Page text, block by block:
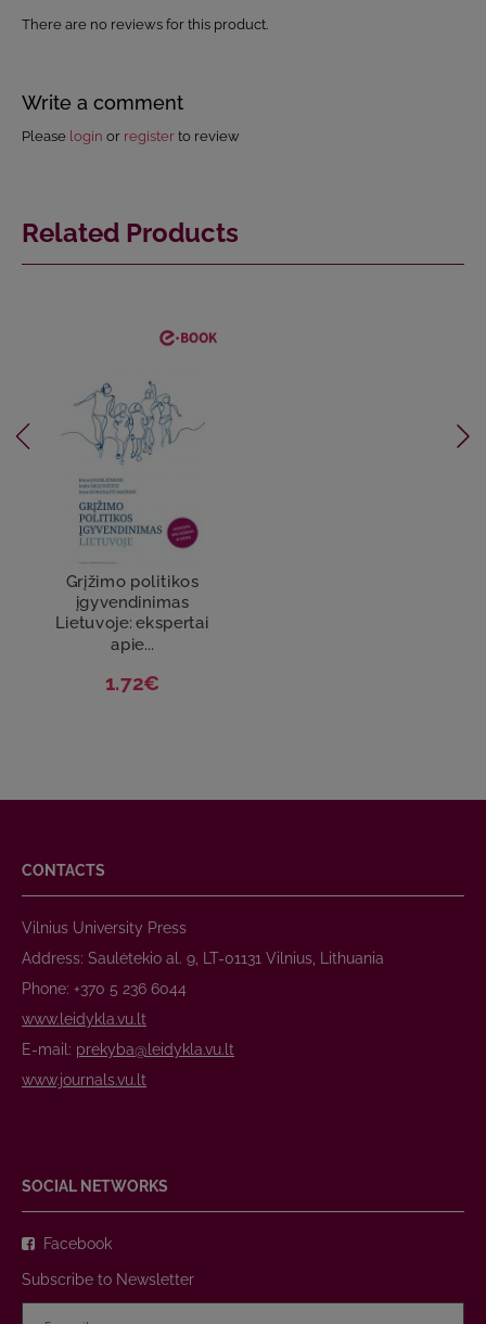
There are no reviews for this product.
Write a comment
Please login or register to review
Related Products
Grįžimo politikos
įgyvendinimas
Lietuvoje: ekspertai
apie...
1.72€
CONTACTS
Vilnius University Press
Address: Saulėtekio al. 9, LT-01131 Vilnius, Lithuania
Phone: +370 5 236 6044
www.leidykla.vu.lt
E-mail: prekyba@leidykla.vu.lt
www.journals.vu.lt
SOCIAL NETWORKS
Facebook
Subscribe to Newsletter